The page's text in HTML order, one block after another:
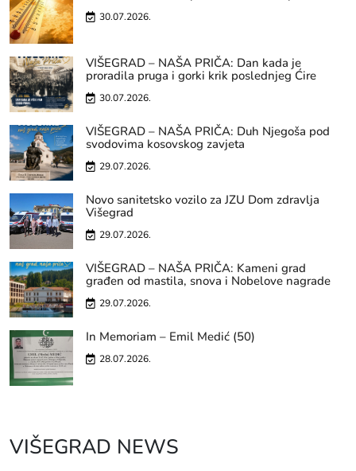
30.07.2026.
VIŠEGRAD – NAŠA PRIČA: Dan kada je
proradila pruga i gorki krik poslednjeg Ćire
30.07.2026.
VIŠEGRAD – NAŠA PRIČA: Duh Njegoša pod
svodovima kosovskog zavjeta
29.07.2026.
Novo sanitetsko vozilo za JZU Dom zdravlja
Višegrad
29.07.2026.
VIŠEGRAD – NAŠA PRIČA: Kameni grad
građen od mastila, snova i Nobelove nagrade
29.07.2026.
In Memoriam – Emil Medić (50)
28.07.2026.
VIŠEGRAD NEWS